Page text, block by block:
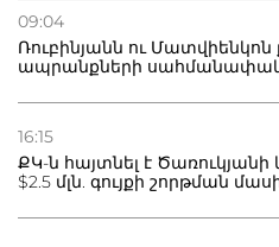
09:04
Ռուբինյանն ու
ապրանքների
16:15
ՔԿ-ն հայտնել է
$2.5 մլն. գույքի շորթման